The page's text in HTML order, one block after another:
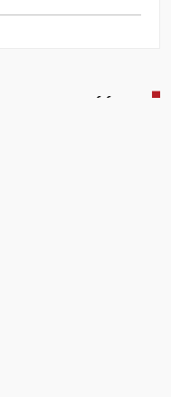
اقرأ أيضا